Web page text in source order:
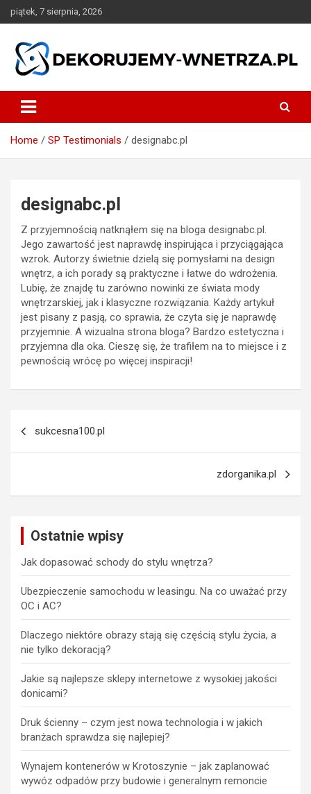
Skip
to
piątek, 7 sierpnia, 2026
dekorujemy-wnetrza.pl
Home SP Testimonials designabc.pl
designabc.pl
Z przyjemnością natknąłem się na bloga designabc.pl.
Jego zawartość jest naprawdę inspirująca i przyciągająca
wzrok. Autorzy świetnie dzielą się pomysłami na design
wnętrz, a ich porady są praktyczne i łatwe do wdrożenia.
Lubię, że znajdę tu zarówno nowinki ze świata mody
wnętrzarskiej, jak i klasyczne rozwiązania. Każdy artykuł
jest pisany z pasją, co sprawia, że czyta się je naprawdę
przyjemnie. A wizualna strona bloga? Bardzo estetyczna i
przyjemna dla oka. Cieszę się, że trafiłem na to miejsce i z
pewnością wrócę po więcej inspiracji!
sukcesna100.pl
zdorganika.pl
Ostatnie wpisy
Jak dopasować schody do stylu wnętrza?
Ubezpieczenie samochodu w leasingu. Na co uważać przy
OC i AC?
Dlaczego niektóre obrazy stają się częścią stylu życia, a
nie tylko dekoracją?
Jakie są najlepsze sklepy internetowe z wysokiej jakości
donicami?
Druk ścienny – czym jest nowa technologia i w jakich
branżach sprawdza się najlepiej?
Wynajem kontenerów w Krotoszynie – jak zaplanować
wywóz odpadów przy budowie i generalnym remoncie